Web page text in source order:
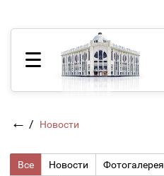
← / Новости
Все Новости Фотогалерея